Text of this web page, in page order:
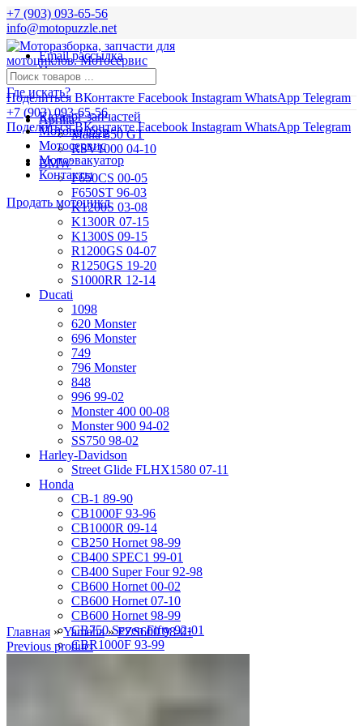
+7 (903) 093-65-56
info@motopuzzle.net
Email рассылка
Новости
Поделиться ВКонтакте Facebook Instagram WhatsApp Telegram
+7 (903) 093-65-56
Поделиться ВКонтакте Facebook Instagram WhatsApp Telegram
Где искать?
Aprilia
Mana 850 GT
RSV1000 04-10
BMW
F650CS 00-05
F650ST 96-03
K1200S 03-08
K1300R 07-15
K1300S 09-15
R1200GS 04-07
R1250GS 19-20
S1000RR 12-14
Ducati
1098
620 Monster
696 Monster
749
796 Monster
848
996 99-02
Monster 400 00-08
Monster 900 94-02
SS750 98-02
Harley-Davidson
Street Glide FLHX1580 07-11
Honda
CB-1 89-90
CB1000F 93-96
CB1000R 09-14
CB250 Hornet 98-99
CB400 SPEC1 99-01
CB400 Super Four 92-98
CB600 Hornet 00-02
CB600 Hornet 07-10
CB600 Hornet 98-99
CB750 Seven Fifty 92-01
CBR1000F 93-99
Каталог запчастей
Мотоподбор
Мотосервис
Мотоэвакуатор
Контакты
Продать мотоцикл
Главная »Yamaha»FZS600 98-01
Previous product